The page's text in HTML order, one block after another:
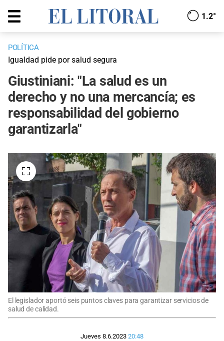
1.2°
POLÍTICA
Igualdad pide por salud segura
Giustiniani: "La salud es un
derecho y no una mercancía; es
responsabilidad del gobierno
garantizarla"
El legislador aportó seis puntos claves para garantizar servicios de
salud de calidad.
Jueves 8.6.2023 20:48